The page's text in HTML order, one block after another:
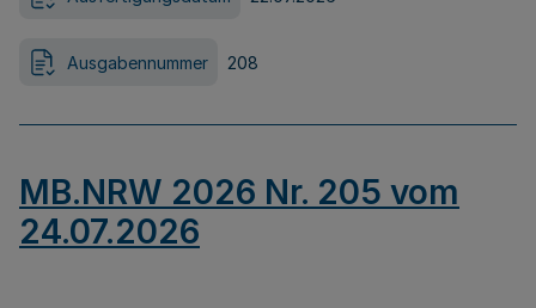
Ausgabennummer 208
MB.NRW 2026 Nr. 205 vom
24.07.2026